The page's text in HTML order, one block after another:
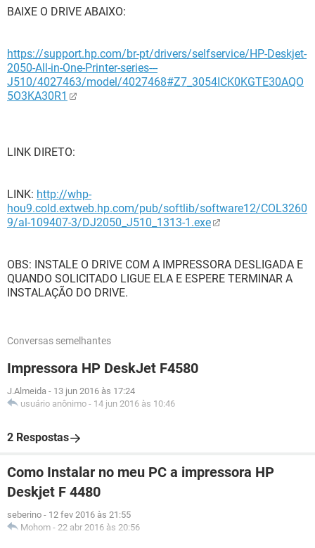
BAIXE O DRIVE ABAIXO:
https://support.hp.com/br-pt/drivers/selfservice/HP-Deskjet-
2050-All-in-One-Printer-series---
J510/4027463/model/4027468#Z7_3054ICK0KGTE30AQO
5O3KA30R1
LINK DIRETO:
LINK: http://whp-
hou9.cold.extweb.hp.com/pub/softlib/software12/COL3260
9/al-109407-3/DJ2050_J510_1313-1.exe
OBS: INSTALE O DRIVE COM A IMPRESSORA DESLIGADA E
QUANDO SOLICITADO LIGUE ELA E ESPERE TERMINAR A
INSTALAÇÃO DO DRIVE.
Conversas semelhantes
Impressora HP DeskJet F4580
J.Almeida - 13 jun 2016 às 17:24
usuário anônimo - 14 jun 2016 às 10:46
2 Respostas
Como Instalar no meu PC a impressora HP
Deskjet F 4480
seberino - 12 fev 2016 às 21:55
Mohom - 22 abr 2016 às 20:56